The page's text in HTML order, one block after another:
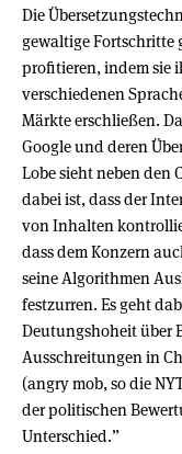
Die
gewaltige Fortschritte
profitieren, indem sie
verschiedenen
Märkte erschließen.
Google und deren
Lobe sieht neben den
dabei ist, dass der
von Inhalten
dass dem Konzern
seine Algorithmen
festzurren. Es geht
Deutungshoheit über
Ausschreitungen in
(angry mob, so die
der politischen
Unterschied.”